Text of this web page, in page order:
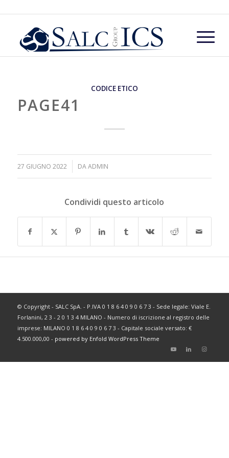
CODICE ETICO
PAGE41
27 GIUGNO 2022 DAADMIN
Condividi questo articolo
© Copyright - SALC SpA. - P.IVA 0 1 8 6 4 0 9 0 6 7 3 - Sede legale: Viale E.
Forlanini, 2 3 - 2 0 1 3 4 MILANO - Numero di iscrizione al registro delle
imprese: MILANO 0 1 8 6 4 0 9 0 6 7 3 - Capitale sociale versato: €
4.500.000,00 - powered by Enfold WordPress Theme